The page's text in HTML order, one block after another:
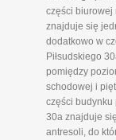
części biurowej
znajduje się
dodatkowo w
Piłsudskiego
pomiędzy
schodowej i
części budynku
30a znajduje
antresoli, do